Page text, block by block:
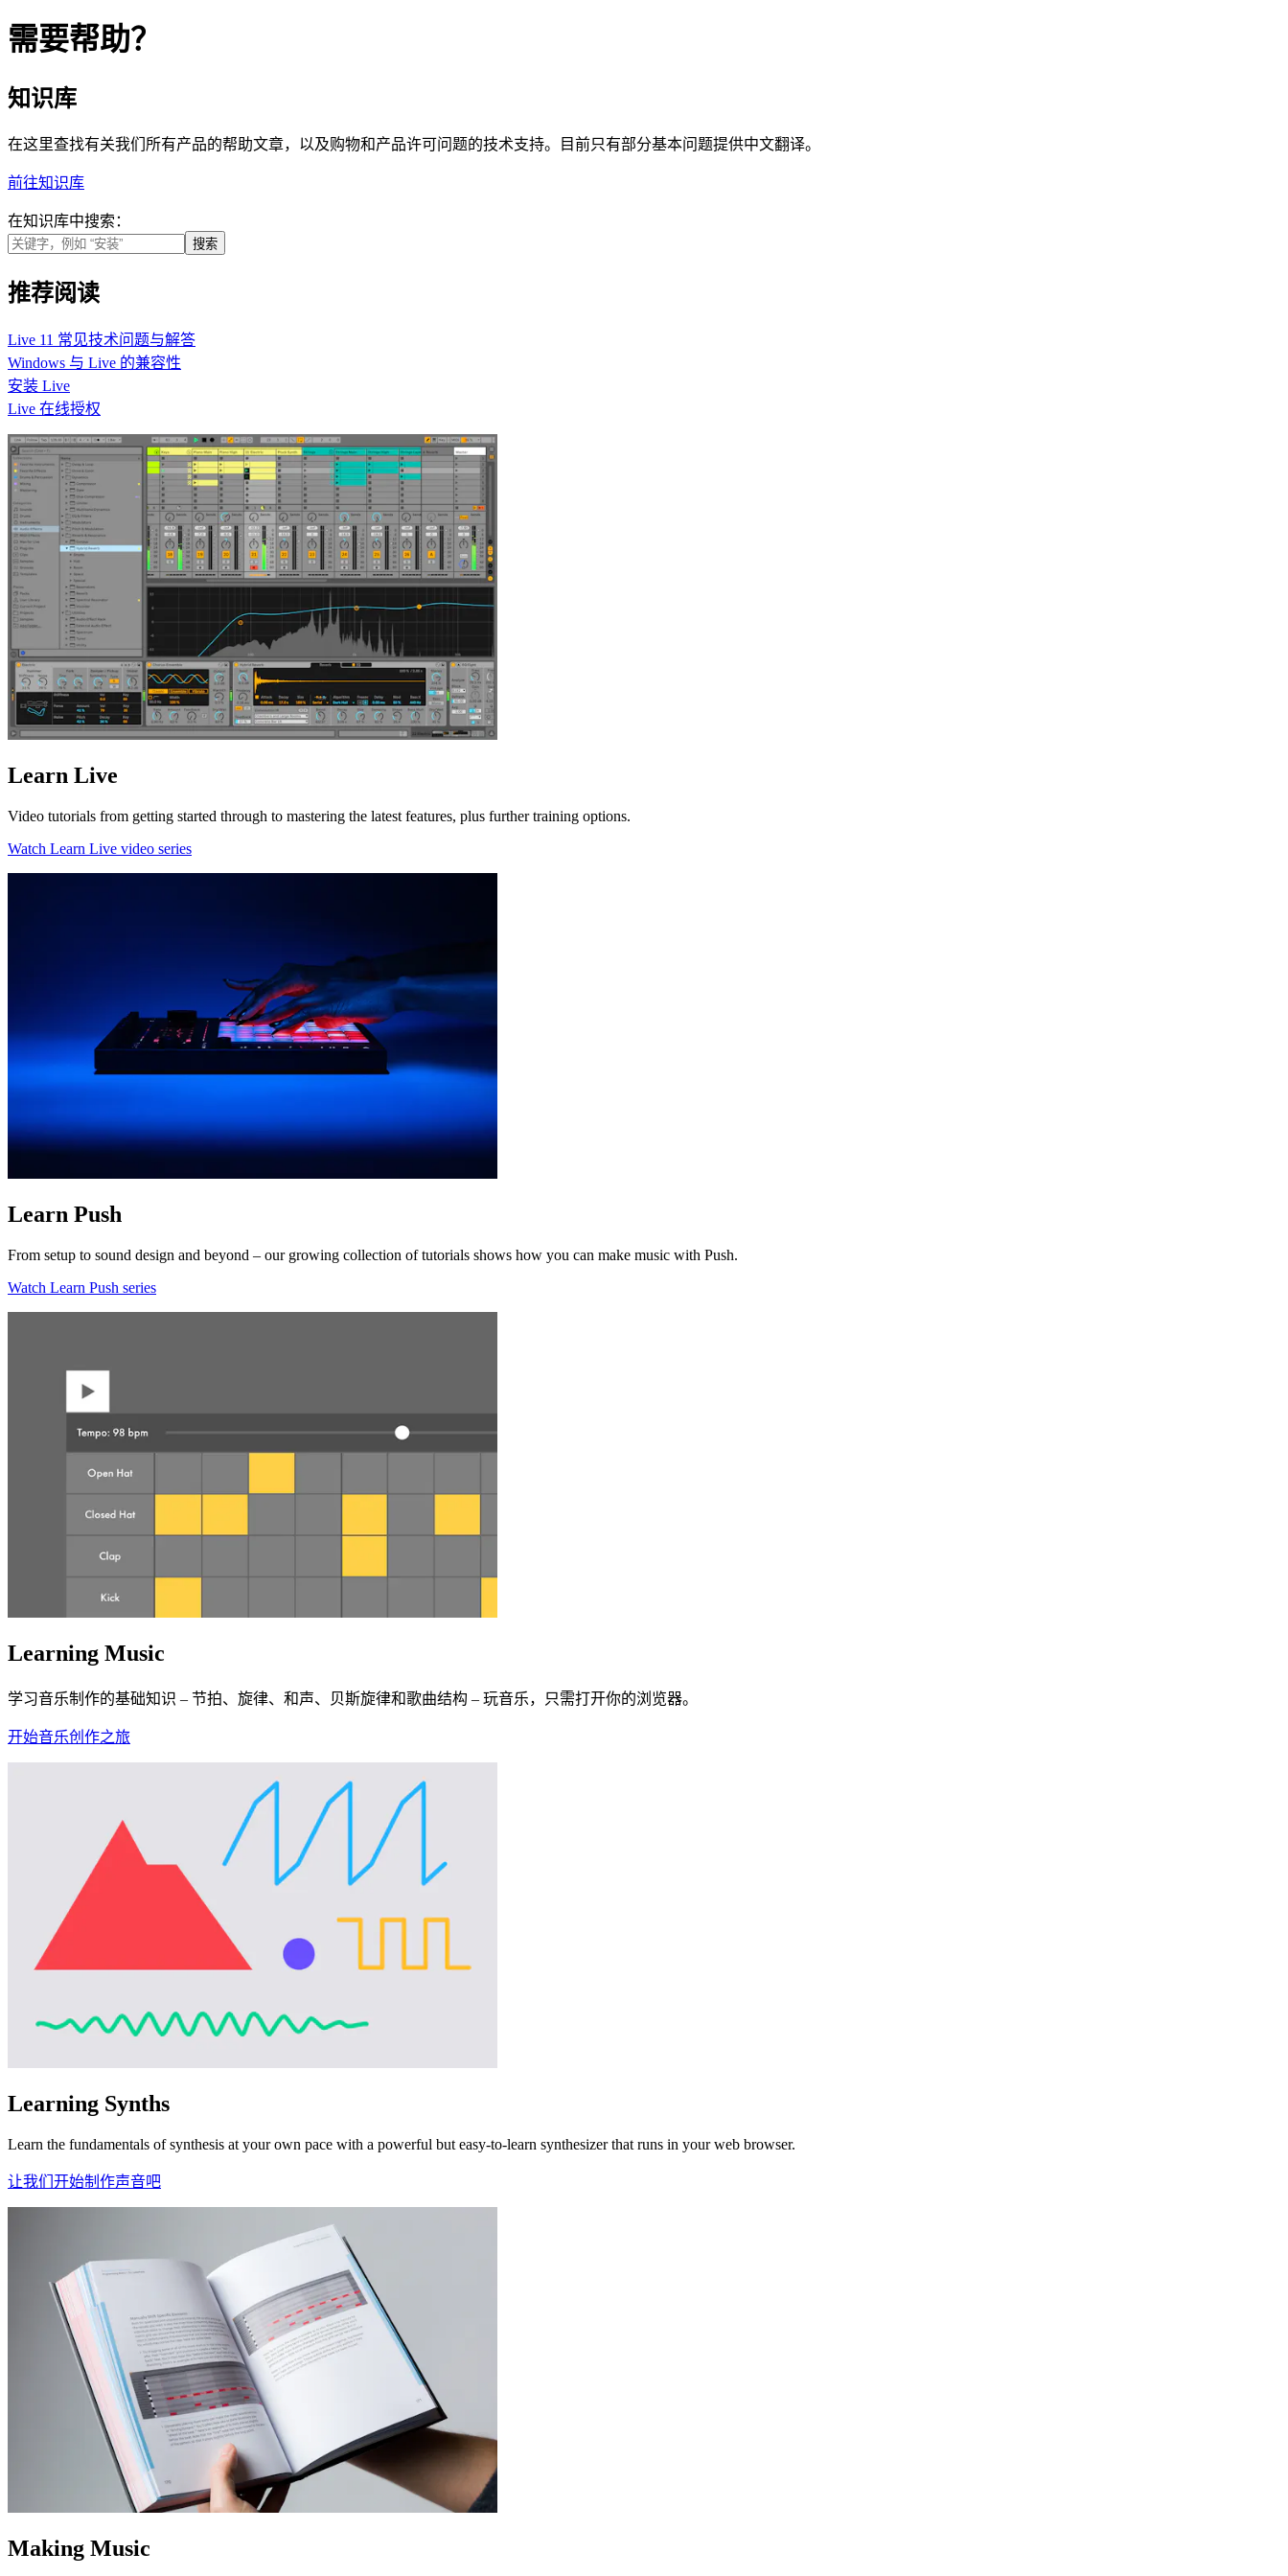
需要帮助？
知识库
在这里查找有关我们所有产品的帮助文章，以及购物和产品许可问题的技术支持。目前只有部分基本问题提供中文翻译。
前往知识库
在知识库中搜索：
推荐阅读
Live 11 常见技术问题与解答
Windows 与 Live 的兼容性
安装 Live
Live 在线授权
Learn Live
Video tutorials from getting started through to mastering the latest features, plus further training options.
Watch Learn Live video series
Learn Push
From setup to sound design and beyond – our growing collection of tutorials shows how you can make music with Push.
Watch Learn Push series
Learning Music
学习音乐制作的基础知识 – 节拍、旋律、和声、贝斯旋律和歌曲结构 – 玩音乐，只需打开你的浏览器。
开始音乐创作之旅
Learning Synths
Learn the fundamentals of synthesis at your own pace with a powerful but easy-to-learn synthesizer that runs in your web browser.
让我们开始制作声音吧
Making Music